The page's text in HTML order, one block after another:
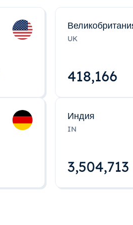
UK
418,167
Индия
IN
3,504,715